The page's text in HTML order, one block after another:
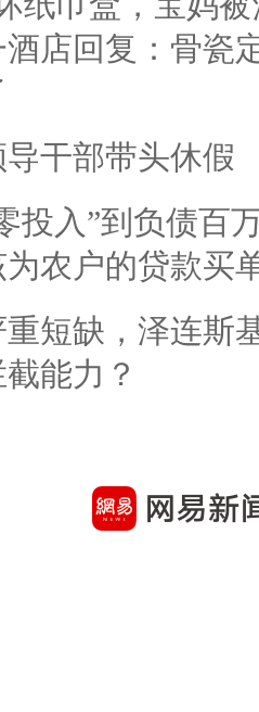
店回复：骨瓷
干部带头休假
投入”到负债百
农户的贷款买
重短缺，泽连斯
能力？